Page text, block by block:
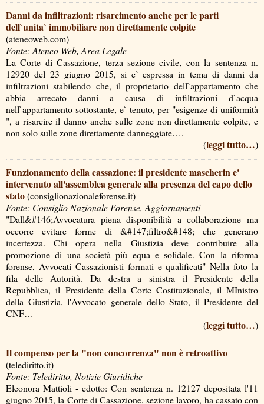
Danni da infiltrazioni: risarcimento anche per le parti
dell`unita` immobiliare non direttamente colpite
(ateneoweb.com)
Fonte: Ateneo Web, Area Legale
La Corte di Cassazione, terza sezione civile, con la sentenza n.
12920 del 23 giugno 2015, si e` espressa in tema di danni da
infiltrazioni stabilendo che, il proprietario dell`appartamento che
abbia arrecato danni a causa di infiltrazioni d`acqua
nell`appartamento sottostante, e` tenuto, per "esigenze di uniformità
", a risarcire il danno anche sulle zone non direttamente colpite, e
non solo sulle zone direttamente danneggiate….
(leggi tutto…)
Funzionamento della cassazione: il presidente mascherin e'
intervenuto all'assemblea generale alla presenza del capo dello
stato(consiglionazionaleforense.it)
Fonte: Consiglio Nazionale Forense, Aggiornamenti
"Dall&#146;Avvocatura piena disponibilità a collaborazione ma
occorre evitare forme di &#147;filtro&#148; che generano
incertezza. Chi opera nella Giustizia deve contribuire alla
promozione di una società più equa e solidale. Con la riforma
forense, Avvocati Cassazionisti formati e qualificati" Nella foto la
fila delle Autorità. Da destra a sinistra il Presidente della
Repubblica, il Presidente della Corte Costituzionale, il MInistro
della Giustizia, l'Avvocato generale dello Stato, il Presidente del
CNF…
(leggi tutto…)
Il compenso per la "non concorrenza" non è retroattivo
(telediritto.it)
Fonte: Telediritto, Notizie Giuridiche
Eleonora Mattioli - edotto: Con sentenza n. 12127 depositata l'11
giugno 2015, la Corte di Cassazione, sezione lavoro, ha cassato con